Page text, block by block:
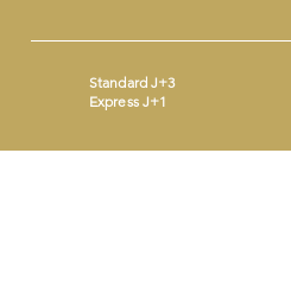
Standard J+3
Express J+1